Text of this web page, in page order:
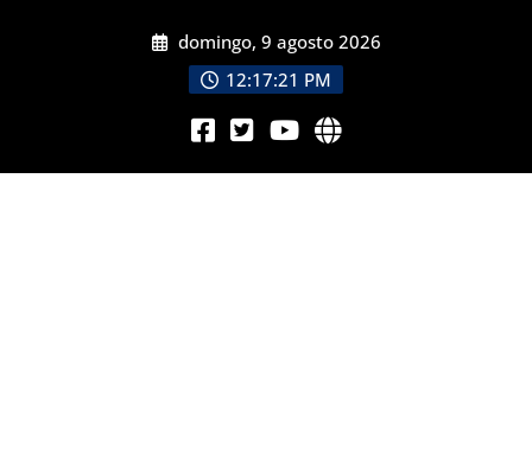
domingo, 9 agosto 2026
12:17:22 PM